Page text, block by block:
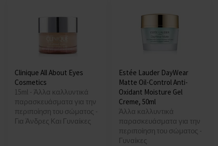
Clinique All About Eyes
Cosmetics
15ml - Άλλα καλλυντικά
παρασκευάσματα για την
περιποίηση του σώματος -
Για Άνδρες Και Γυναίκες
Estée Lauder DayWear
Matte Oil-Control Anti-
Oxidant Moisture Gel
Creme, 50ml
Άλλα καλλυντικά
παρασκευάσματα για την
περιποίηση του σώματος -
Γυναίκες